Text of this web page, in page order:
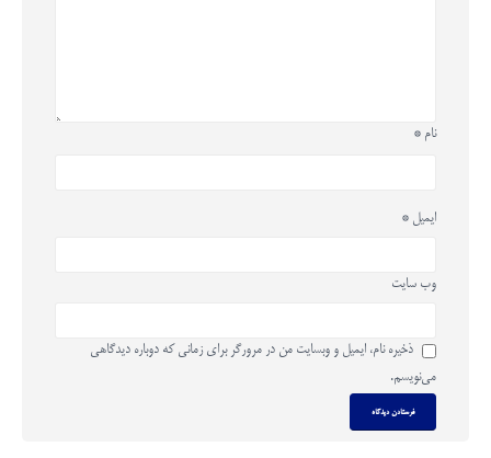
نام *
ایمیل *
وب‌ سایت
ذخیره نام، ایمیل و وبسایت من در مرورگر برای زمانی که دوباره دیدگاهی
می‌نویسم.